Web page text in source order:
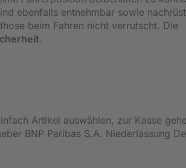
ebenfalls entnehmbar sowie
beim Fahren nicht verrutscht. Die
.
Artikel auswählen, zur Kasse
BNP Paribas S.A. Niederlassung